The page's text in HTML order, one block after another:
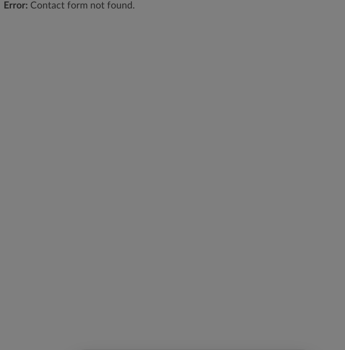
Error: Contact form not found.